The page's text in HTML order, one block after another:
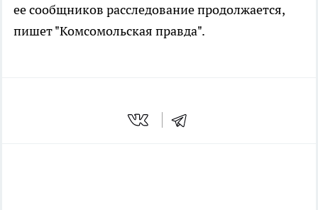
ее сообщников расследование продолжается,
пишет "Комсомольская правда".